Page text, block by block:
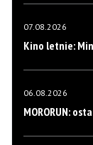
07.08.2026
Kino letnie:
06.08.2026
MORORUN: